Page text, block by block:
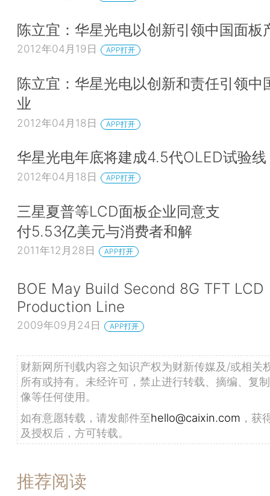
陈立宜：华星光电以创新引领中国面板
2012年04月19日 APP打开
陈立宜：华星光电以创新和责任引领中
业
2012年04月18日 APP打开
华星光电年底将建成4.5代OLED试验线
2012年04月18日 APP打开
三星夏普等LCD面板企业同意支
付5.53亿美元与消费者和解
2011年12月28日 APP打开
BOE May Build Second 8G TFT LCD
Production Line
2009年09月24日 APP打开
财新网所刊载内容之知识产权为财新传媒及/或相关
所有或持有。未经许可，禁止进行转载、摘编、复
像等任何使用。
如有意愿转载，请发邮件至hello@caixin.com ，获
及授权后，方可转载。
推荐阅读